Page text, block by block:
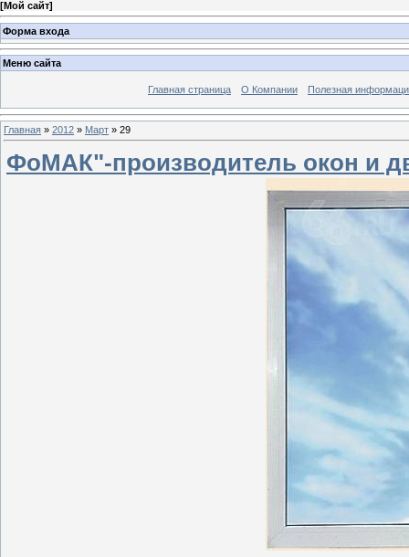
[Мой сайт]
Форма входа
Меню сайта
Главная страница О Компании Полезная
Главная » 2012 » Март » 29
ФоМАК"-производитель окон и